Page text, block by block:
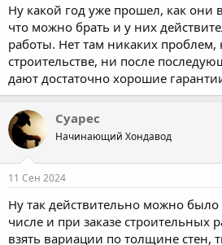
Ну какой год уже прошел, как они
что можно брать и у них
работы. Нет там никаких проблем,
строительстве, ни после
дают достаточно хорошие
Суарес
Начинающий Хондавод
11 Сен 2024
Ну так действительно можно было
числе и при заказе строительных
взять вариации по толщине стен,